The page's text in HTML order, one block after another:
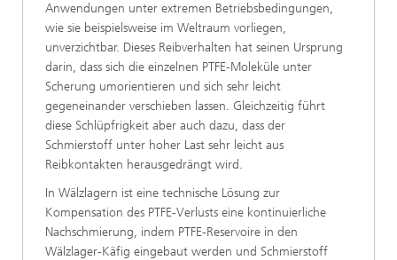
Anwendungen unter extremen Betriebsbedingungen,
wie sie beispielsweise im Weltraum vorliegen,
unverzichtbar. Dieses Reibverhalten hat seinen Ursprung
darin, dass sich die einzelnen PTFE-Moleküle unter
Scherung umorientieren und sich sehr leicht
gegeneinander verschieben lassen. Gleichzeitig führt
diese Schlüpfrigkeit aber auch dazu, dass der
Schmierstoff unter hoher Last sehr leicht aus
Reibkontakten herausgedrängt wird.
In Wälzlagern ist eine technische Lösung zur
Kompensation des PTFE-Verlusts eine kontinuierliche
Nachschmierung, indem PTFE-Reservoire in den
Wälzlager-Käfig eingebaut werden und Schmierstoff